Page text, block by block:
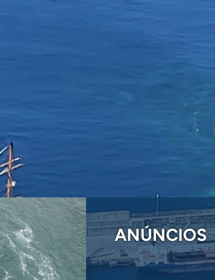
ANÚNCIOS